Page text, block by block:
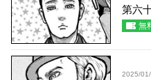
第六
無
2025/